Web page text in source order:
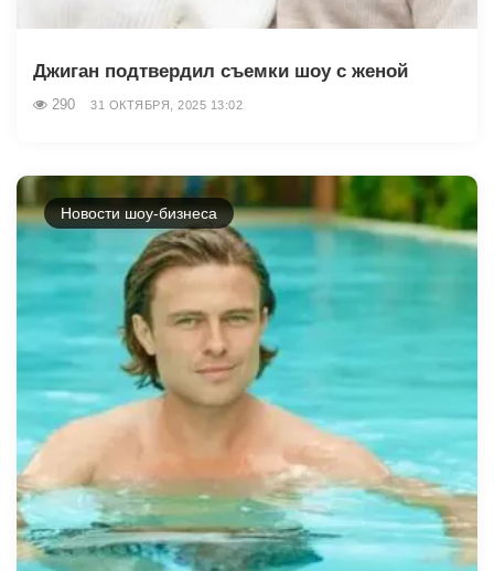
Джиган подтвердил съемки шоу с женой
290 31 ОКТЯБРЯ, 2025 13:02
Новости шоу-бизнеса